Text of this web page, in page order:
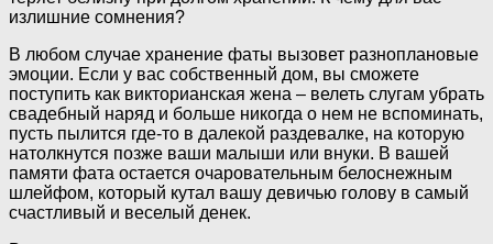
излишние сомнения?
В любом случае хранение фаты вызовет разноплановые
эмоции. Если у вас собственный дом, вы сможете
поступить как викторианская жена – велеть слугам убрать
свадебный наряд и больше никогда о нем не вспоминать,
пусть пылится где-то в далекой раздевалке, на которую
натолкнутся позже ваши малыши или внуки. В вашей
памяти фата остается очаровательным белоснежным
шлейфом, который кутал вашу девичью голову в самый
счастливый и веселый денек.